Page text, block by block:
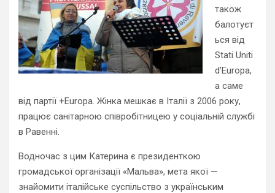
також
балотуєт
ься від
Stati Uniti
d’Europa,
а саме
від партії +Europa. Жінка мешкає в Італії з 2006 року,
працює санітарною співробітницею у соціальній службі
в Равенні.
Водночас з цим Катерина є президенткою
громадської організації «Мальва», мета якої —
знайомити італійське суспільство з українським